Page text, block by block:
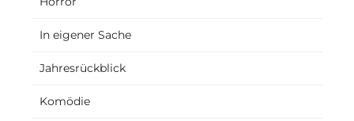
In eigener Sache
Jahresrückblick
Komödie